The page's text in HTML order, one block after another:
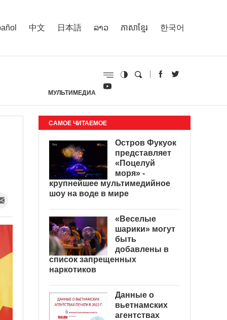
中文 日本語 ລາວ ភាសាខ្មែរ 한국어
МУЛЬТИМЕДИА
САМОЕ ЧИТАЕМОЕ
Остров Фукуок
представляет
«Поцелуй
моря» -
крупнейшее мультимедийное
шоу на воде в мире
«Веселые
шарики» могут
быть
добавлены в
список запрещенных
наркотиков
Данные о
вьетнамских
агентствах